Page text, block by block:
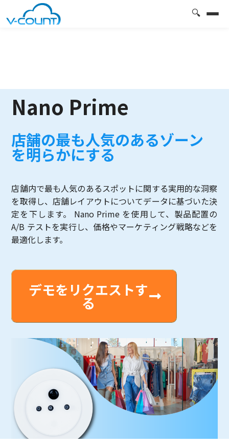
🔍
Nano Prime
店舗の最も人気のあるゾーン
を明らかにする
店舗内で最も人気のあるスポットに関する実用的な洞察
を取得し、店舗レイアウトについてデータに基づいた決
定を下します。 Nano Prime を使用して、製品配置の
A/B テストを実行し、価格やマーケティング戦略などを
最適化します。
デモをリクエストす
る